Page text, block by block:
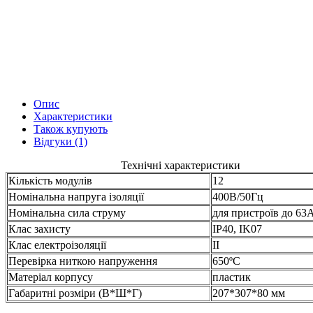
Опис
Характеристики
Також купують
Відгуки (1)
Технічні характеристики
Кількість модулів
12
Номінальна напруга ізоляції
400В/50Гц
Номінальна сила струму
для пристроїв до
Клас захисту
IP40, IK07
Клас електроізоляції
II
Перевірка ниткою напруження
650ºC
Матеріал корпусу
пластик
Габаритні розміри (В*Ш*Г)
207*307*80 мм